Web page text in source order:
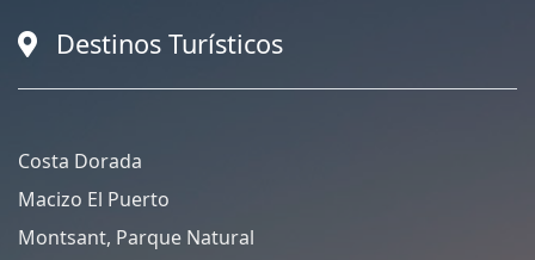
Destinos Turísticos
Costa Dorada
Macizo El Puerto
Montsant, Parque Natural